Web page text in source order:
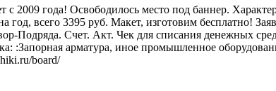
года! Освободилось место под баннер.
всего 3395 руб. Макет, изготовим бесплатно!
Подряда. Счет. Акт. Чек для списания денежных
арматура, иное промышленное
board/